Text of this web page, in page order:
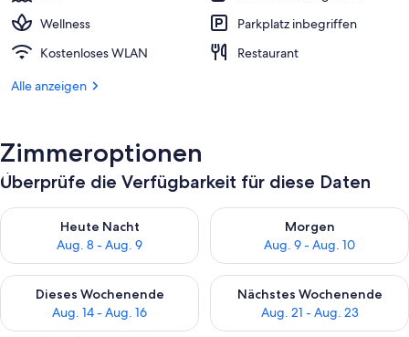
Wellness
Parkplatz inbegriffen
Kostenloses WLAN
Restaurant
Alle anzeigen
Zimmeroptionen
Überprüfe die Verfügbarkeit für diese Daten
Heute Nacht
Aug. 8 - Aug. 9
Überprüfe die Verfügbarkeit für heute Nacht, Aug. 8 - Aug. 9.
Morgen
Aug. 9 - Aug. 10
Überprüfe die Verfügbarkeit
Dieses Wochenende
Aug. 14 - Aug. 16
Überprüfe die Verfügbarkeit für dieses Wochenende, Aug. 14
Nächstes Wochenende
Aug. 21 - Aug. 23
Überprüfe die Verfügbarkeit